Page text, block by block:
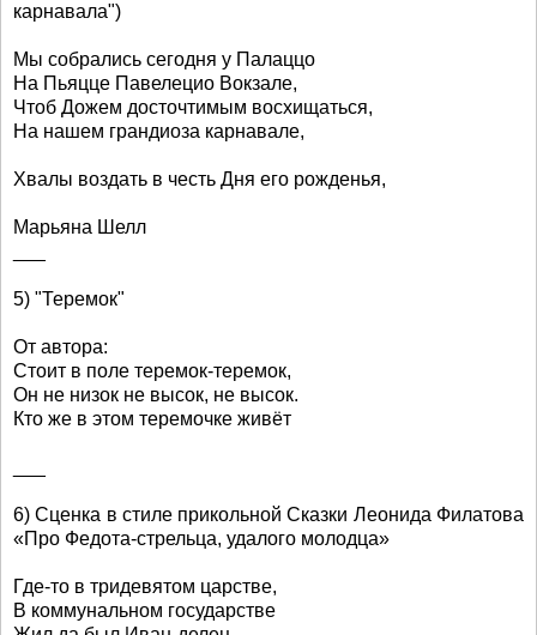
карнавала")
Мы собрались сегодня у Палаццо
На Пьяцце Павелецио Вокзале,
Чтоб Дожем досточтимым восхищаться,
На нашем грандиоза карнавале,
Хвалы воздать в честь Дня его рожденья,
Марьяна Шелл
5) "Теремок"
От автора:
Стоит в поле теремок-теремок,
Он не низок не высок, не высок.
Кто же в этом теремочке живёт
6) Сценка в стиле прикольной Сказки Леонида Филатова
«Про Федота-стрельца, удалого молодца»
Где-то в тридевятом царстве,
В коммунальном государстве